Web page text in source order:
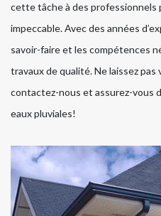
cette tâche à des professionnels
impeccable. Avec des années
savoir-faire et les compétences
travaux de qualité. Ne laissez
contactez-nous et assurez-vous
eaux pluviales!